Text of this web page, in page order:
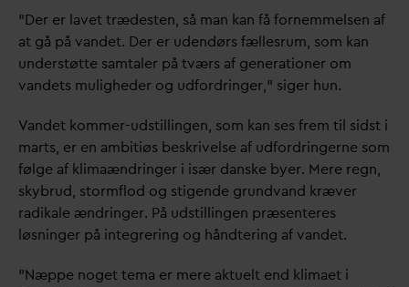
”Der er lavet trædesten, så man kan få fornemmelsen af
at gå på vandet. Der er udendørs fællesrum, som kan
understøtte samtaler på tværs af generationer om
vandets muligheder og udfordringer,” siger hun.
Vandet kommer-udstillingen, som kan ses frem til sidst i
marts, er en ambitiøs beskrivelse af udfordringerne som
følge af klimaændringer i især danske byer. Mere regn,
skybrud, stormflod og stigende grundvand kræver
radikale ændringer. På udstillingen præsenteres
løsninger på integrering og håndtering af vandet.
”Næppe noget tema er mere aktuelt end klimaet i